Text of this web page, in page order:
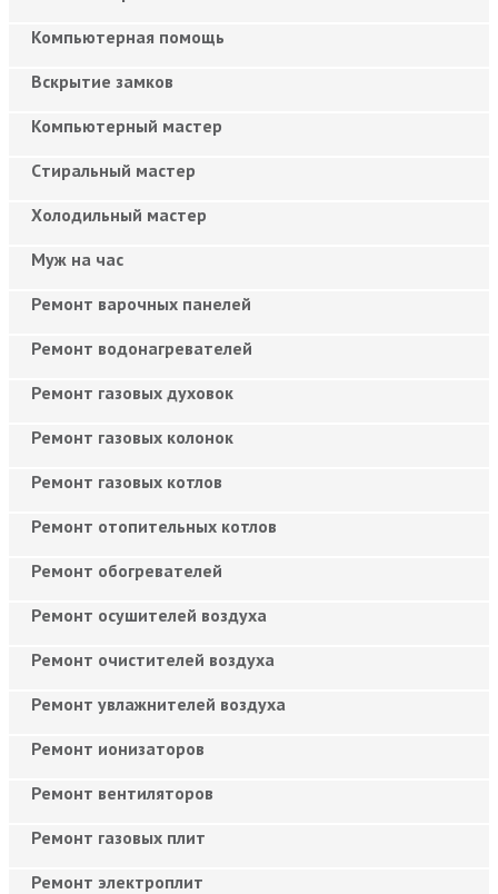
Компьютерная помощь
Вскрытие замков
Компьютерный мастер
Cтиральный мастер
Холодильный мастер
Муж на час
Ремонт варочных панелей
Ремонт водонагревателей
Ремонт газовых духовок
Ремонт газовых колонок
Ремонт газовых котлов
Ремонт отопительных котлов
Ремонт обогревателей
Ремонт осушителей воздуха
Ремонт очистителей воздуха
Ремонт увлажнителей воздуха
Ремонт ионизаторов
Ремонт вентиляторов
Ремонт газовых плит
Ремонт электроплит